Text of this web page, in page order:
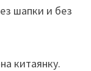
шапки и без
китаянку.